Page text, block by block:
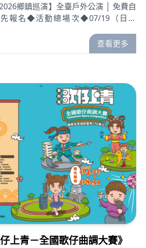
鄉鎮巡演】全臺戶外公演 │ 免費自
報名◆活動總場次◆07/19（日）
五結鄉協和村親河路二段2號）
20:30佩儀歌劇團 《#鯊鹿兒！出發去
路市民廣場（臺東縣臺東市民族里南
19:00-20:30一心戲劇團 《白雪公主奇
峽國小操場（新北市三峽區永舘里中
日）19:00-20:30唐美雲歌仔戲團 《收
嚕嚕》 🌟新竹新瓦屋客家文化保存區
興路一段123號） 10/10（六）19:00-
劇團 《旺來神》🌟屏東縣立體育館前
市公園里勝利路9號）標示🌟場次除演
19:00 亦有藝術體驗活動
指導單位
│財團法人臺灣歌仔戲推廣基金會 合辦
化局、花蓮縣政府文化局、臺東市公
三峽國小​※主承辦單位保有活動解釋
查看更多
上青－全國歌仔曲調大賽》